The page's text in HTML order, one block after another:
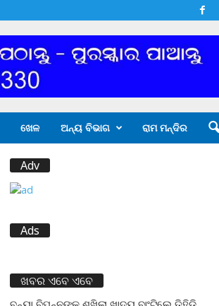
ଖେଳ ଅନ୍ୟ ବିଭାଗ ରାମ ମନ୍ଦିର
Adv
Ads
ଖବର ଏବେ ଏବେ